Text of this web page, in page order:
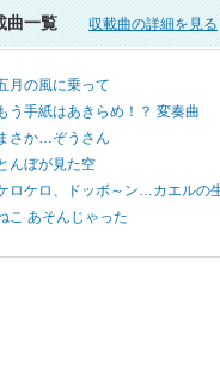
曲一覧 収載曲の詳細を見る
月の風に乗って
う手紙はあきらめ！？ 変奏曲
さか…ぞうさん
んぼが見た空
ロケロ、ドッボ～ン…カエルの
こ あそんじゃった